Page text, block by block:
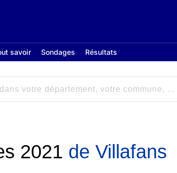
savoir Sondages Résultats
2021 de Villafans